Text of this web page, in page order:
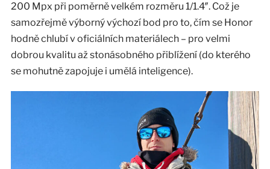
200 Mpx při poměrně velkém rozměru 1/1.4″. Což je
samozřejmě výborný výchozí bod pro to, čím se Honor
hodně chlubí v oficiálních materiálech – pro velmi
dobrou kvalitu až stonásobného přiblížení (do kterého
se mohutně zapojuje i umělá inteligence).